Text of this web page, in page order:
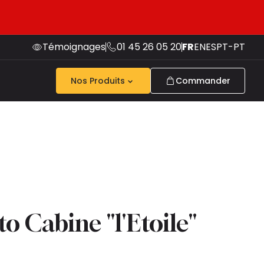
Témoignages 01 45 26 05 20FRENESPT-PT
Nos Produits Commander
Cabine "l'Etoile"